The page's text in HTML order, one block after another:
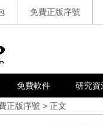
免費正版序號
免費軟件 研究資
正版序號 > 正文